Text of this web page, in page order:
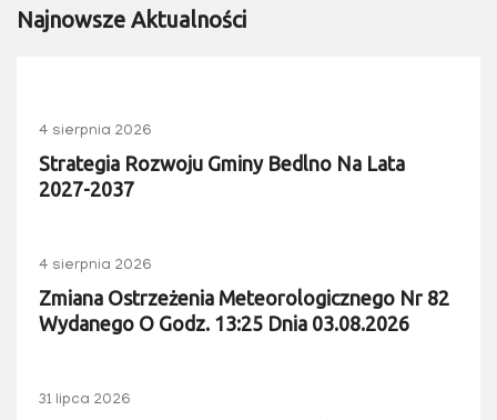
Najnowsze Aktualności
4 sierpnia 2026
Strategia Rozwoju Gminy Bedlno Na Lata
2027-2037
4 sierpnia 2026
Zmiana Ostrzeżenia Meteorologicznego Nr 82
Wydanego O Godz. 13:25 Dnia 03.08.2026
31 lipca 2026